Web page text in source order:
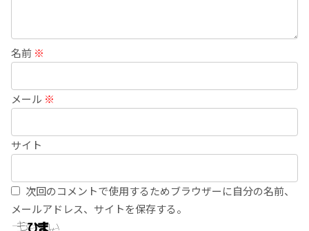
名前 ※
メール ※
サイト
次回のコメントで使用するためブラウザーに自分の名前、
メールアドレス、サイトを保存する。